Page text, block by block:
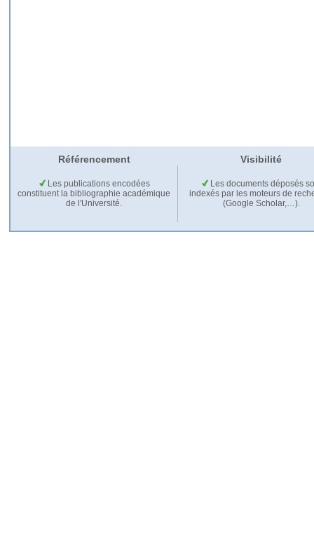
Référencement Visibilité
Les publications encodées
constituent la bibliographie académique
de l'Université.
Les documents déposés
indexés par les moteurs de
(Google Scholar,…).